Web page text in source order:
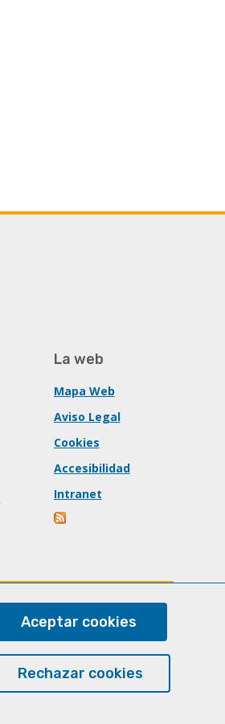
La web
Mapa Web
Aviso Legal
Cookies
Accesibilidad
Intranet
Aceptar cookies
Rechazar cookies